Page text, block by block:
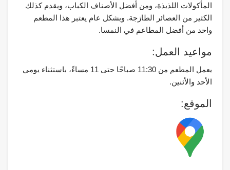
المأكولات اللذيذة، ومن أفضل الأصناف الكباب، ويقدم كذلك
الكثير من العصائر الطازجة. وبشكل عام يعتبر هذا المطعم
واحد من أفضل المطاعم في النمسا.
مواعيد العمل:
يعمل المطعم من 11:30 صباحًا حتى 11 مساءً، باستثناء يومي
الأحد والأثنين.
الموقع: